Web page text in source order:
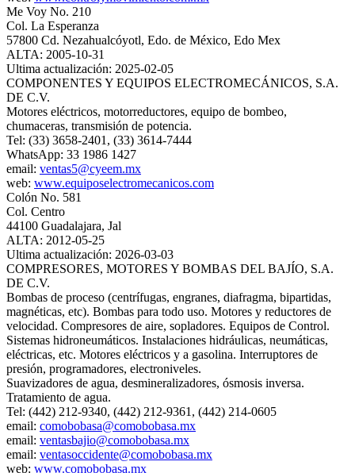
Me Voy No. 210
Col. La Esperanza
57800 Cd. Nezahualcóyotl, Edo. de México, Edo Mex
ALTA: 2005-10-31
Ultima actualización: 2025-02-05
COMPONENTES Y EQUIPOS ELECTROMECÁNICOS, S.A.
DE C.V.
Motores eléctricos, motorreductores, equipo de bombeo,
chumaceras, transmisión de potencia.
Tel: (33) 3658-2401, (33) 3614-7444
WhatsApp: 33 1986 1427
email: ventas5@cyeem.mx
web: www.equiposelectromecanicos.com
Colón No. 581
Col. Centro
44100 Guadalajara, Jal
ALTA: 2012-05-25
Ultima actualización: 2026-03-03
COMPRESORES, MOTORES Y BOMBAS DEL BAJÍO, S.A.
DE C.V.
Bombas de proceso (centrífugas, engranes, diafragma, bipartidas,
magnéticas, etc). Bombas para todo uso. Motores y reductores de
velocidad. Compresores de aire, sopladores. Equipos de Control.
Sistemas hidroneumáticos. Instalaciones hidráulicas, neumáticas,
eléctricas, etc. Motores eléctricos y a gasolina. Interruptores de
presión, programadores, electroniveles.
Suavizadores de agua, desmineralizadores, ósmosis inversa.
Tratamiento de agua.
Tel: (442) 212-9340, (442) 212-9361, (442) 214-0605
email: comobobasa@comobobasa.mx
email: ventasbajio@comobobasa.mx
email: ventasoccidente@comobobasa.mx
web: www.comobobasa.mx